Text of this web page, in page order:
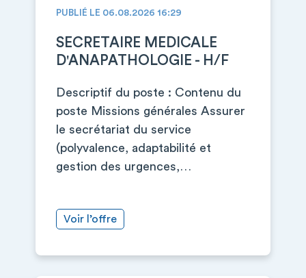
PUBLIÉ LE 06.08.2026 16:29
SECRETAIRE MEDICALE
D'ANAPATHOLOGIE - H/F
Descriptif du poste : Contenu du
poste Missions générales Assurer
le secrétariat du service
(polyvalence, adaptabilité et
gestion des urgences,…
Voir l’offre